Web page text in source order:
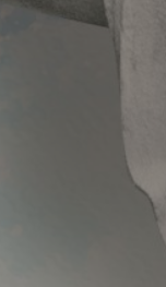
Σημαντικά